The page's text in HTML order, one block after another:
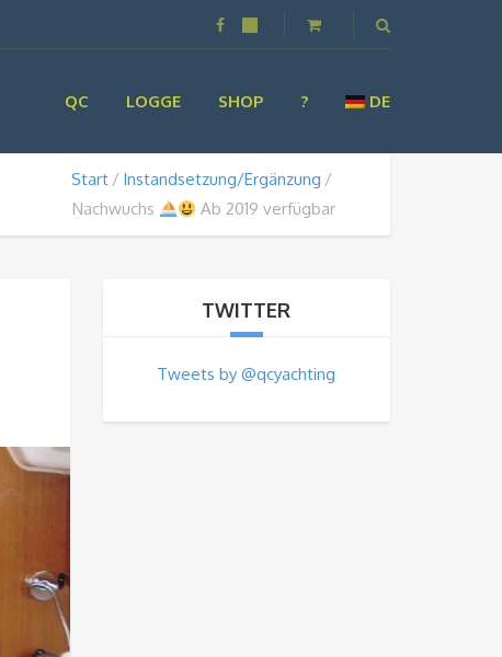
QC LOGGE SHOP ? DE
Start
Instandsetzung/Ergänzung
Nachwuchs
Ab 2019 verfügbar
TWITTER
Tweets by @qcyachting